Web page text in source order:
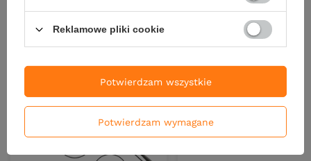
Nowości
Reklamowe pliki cookie
Potwierdzam wymagane
Potwierdzam wszystkie